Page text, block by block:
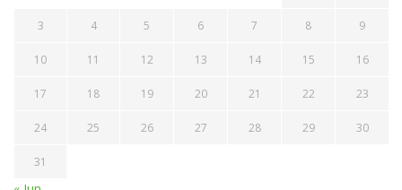
3 4 5 6 7 8 9
10 11 12 13 14 15 16
17 18 19 20 21 22 23
24 25 26 27 28 29 30
31